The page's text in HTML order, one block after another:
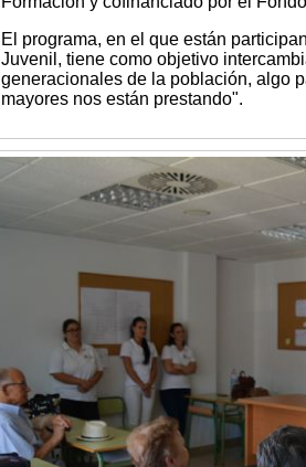
El programa, en el que están
Juvenil, tiene como objetivo
generacionales de la población, algo
mayores nos están prestando".